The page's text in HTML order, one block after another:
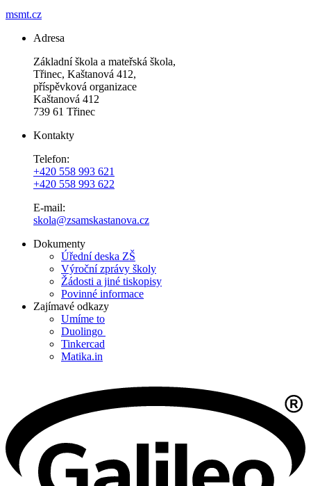
msmt.cz
Adresa
Základní škola a mateřská škola,
Třinec, Kaštanová 412,
příspěvková organizace
Kaštanová 412
739 61 Třinec
Kontakty
Telefon:
+420 558 993 621
+420 558 993 622
E-mail:
skola@zsamskastanova.cz
Dokumenty
Úřední deska ZŠ
Výroční zprávy školy
Žádosti a jiné tiskopisy
Povinné informace
Zajímavé odkazy
Umíme to
Duolingo
Tinkercad
Matika.in